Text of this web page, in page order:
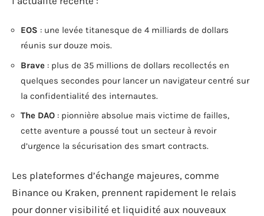
EOS : une levée titanesque de 4 milliards de dollars
réunis sur douze mois.
Brave : plus de 35 millions de dollars recollectés en
quelques secondes pour lancer un navigateur centré sur
la confidentialité des internautes.
The DAO : pionnière absolue mais victime de failles,
cette aventure a poussé tout un secteur à revoir
d’urgence la sécurisation des smart contracts.
Les plateformes d’échange majeures, comme
Binance ou Kraken, prennent rapidement le relais
pour donner visibilité et liquidité aux nouveaux